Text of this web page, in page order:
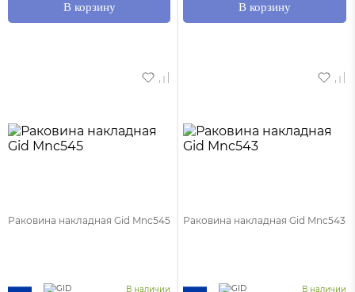
В корзину В корзину
Раковина накладная Gid Mnc545
В наличии
Раковина накладная Gid Mnc543
В наличии